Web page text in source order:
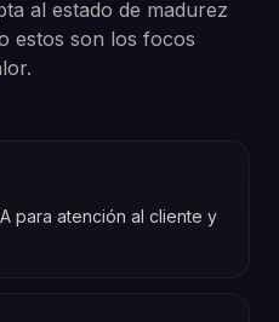
al estado de madurez
estos son los focos
para atención al cliente y